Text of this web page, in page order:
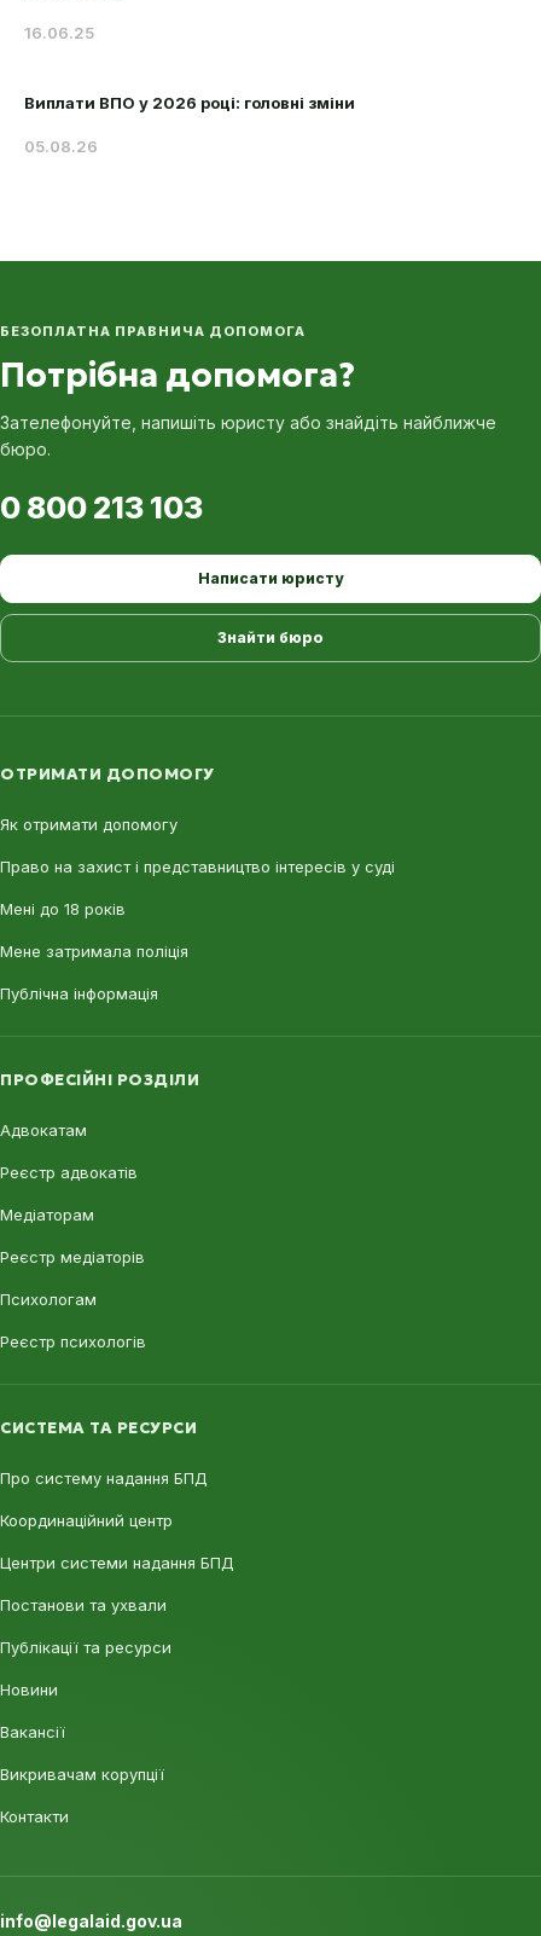
16.06.25
Виплати ВПО у 2026 році: головні зміни
05.08.26
БЕЗОПЛАТНА ПРАВНИЧА ДОПОМОГА
Потрібна допомога?
Зателефонуйте, напишіть юристу або знайдіть найближче
бюро.
0 800 213 103
Написати юристу
Знайти бюро
ОТРИМАТИ ДОПОМОГУ
Як отримати допомогу
Право на захист і представництво інтересів у суді
Мені до 18 років
Мене затримала поліція
Публічна інформація
ПРОФЕСІЙНІ РОЗДІЛИ
Адвокатам
Реєстр адвокатів
Медіаторам
Реєстр медіаторів
Психологам
Реєстр психологів
СИСТЕМА ТА РЕСУРСИ
Про систему надання БПД
Координаційний центр
Центри системи надання БПД
Постанови та ухвали
Публікації та ресурси
Новини
Вакансії
Викривачам корупції
Контакти
info@legalaid.gov.ua